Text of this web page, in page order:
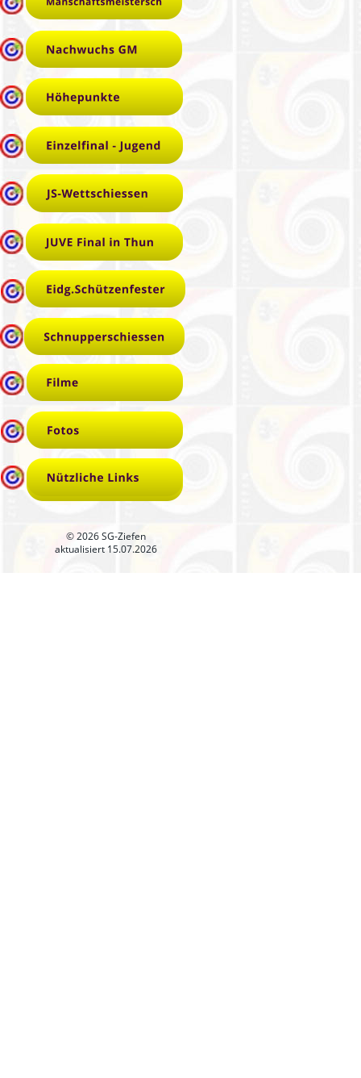
© 2026 SG-Ziefen
aktualisiert 15.07.2026